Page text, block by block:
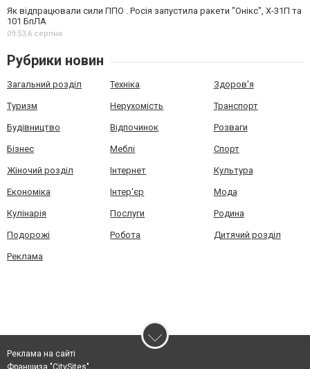
Як відпрацювали сили ППО . Росія запустила ракети "Онікс", Х-31П та
101 БпЛА
09:53,6 серпня
Рубрики новин
Загальний розділ Техніка Здоров'я
Туризм Нерухомість Транспорт
Будівництво Відпочинок Розваги
Бізнес Меблі Спорт
Жіночий розділ Інтернет Культура
Економіка Інтер'єр Мода
Кулінарія Послуги Родина
Подорожі Робота Дитячий розділ
Реклама
Реклама на сайті